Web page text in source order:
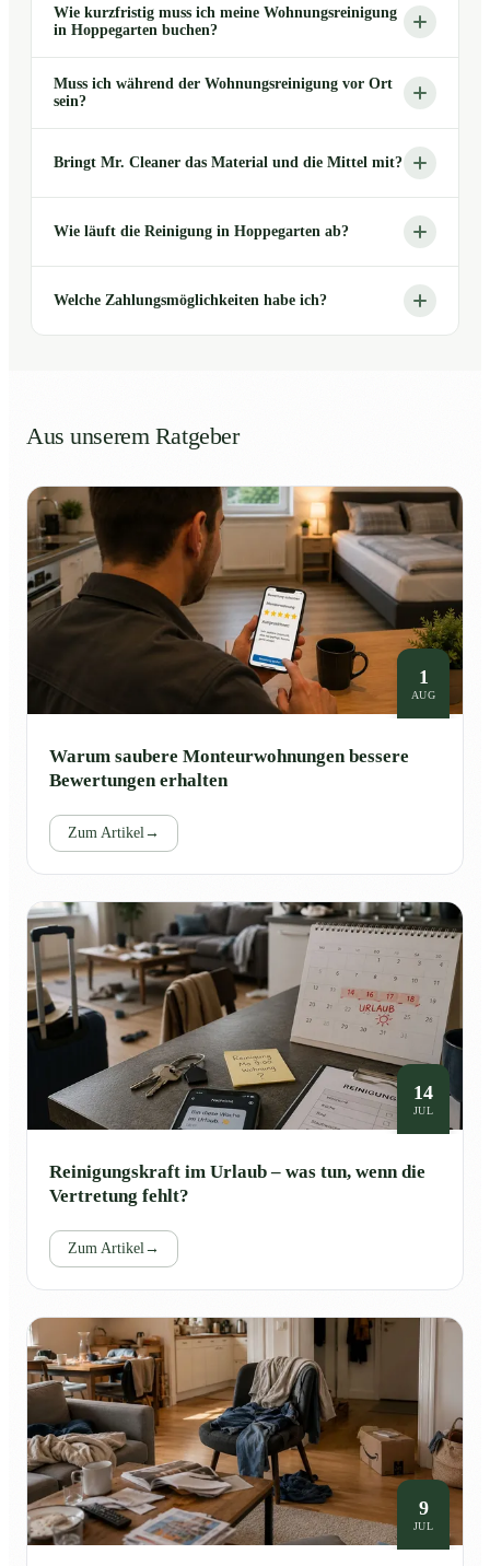
Wie kurzfristig muss ich meine Wohnungsreinigung
in Hoppegarten buchen?
Muss ich während der Wohnungsreinigung vor Ort
sein?
Bringt Mr. Cleaner das Material und die Mittel mit?
Wie läuft die Reinigung in Hoppegarten ab?
Welche Zahlungsmöglichkeiten habe ich?
Aus unserem Ratgeber
1
AUG
Warum saubere Monteurwohnungen bessere
Bewertungen erhalten
Zum Artikel→
14
JUL
Reinigungskraft im Urlaub – was tun, wenn die
Vertretung fehlt?
Zum Artikel→
9
JUL